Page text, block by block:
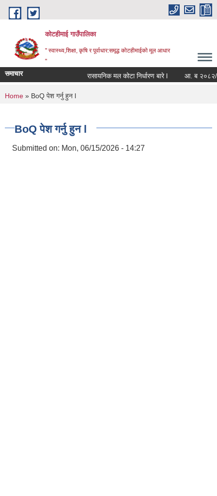
Skip to main content
कोटहीमाई गाउँपालिका
" स्वास्थ्य,शिक्षा, कृषि र पूर्वाधार:समृद्ध कोटहीमाईको मूल आधार
"
समाचार रासायनिक मल कोटा निर्धारण बारे l आ. ब २०८२/८३
You are here
Home » BoQ पेश गर्नु हुन l
BoQ पेश गर्नु हुन l
Submitted on: Mon, 06/15/2026 - 14:27